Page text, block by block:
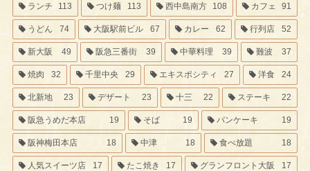
ランチ 113 つけ麺 113 西中島南方 108 カフェ 91
うどん 74 大阪駅前ビル 67 カレー 62 行列店 52
新大阪 49 阪急三番街 39 中華料理 39 難波 37
焼肉 32 千里中央 29 エキスポシティ 27 洋食 24
北新地 23 デザート 23 十三 22 ステーキ 22
阪急うめだ本店 19 そば 19 パンケーキ 19
阪神梅田本店 18 中津 18 食べ放題 18
人気スイーツ店 17 たこ焼き 17 グランフロント大阪 17